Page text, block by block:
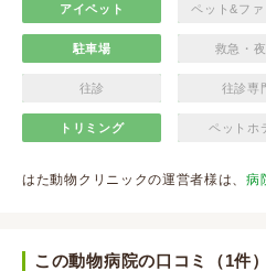
アイペット ペット&ファ
駐車場 救急・
往診 往診専
トリミング ペットホ
はた動物クリニックの運営者様は、病
この動物病院の口コミ（1件）